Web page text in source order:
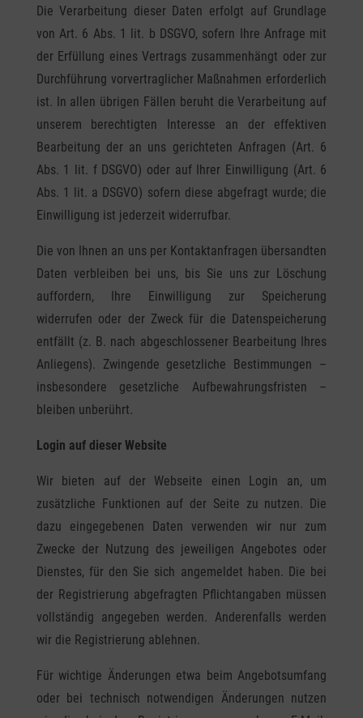
Die Verarbeitung dieser Daten erfolgt auf Grundlage
von Art. 6 Abs. 1 lit. b DSGVO, sofern Ihre Anfrage mit
der Erfüllung eines Vertrags zusammenhängt oder zur
Durchführung vorvertraglicher Maßnahmen erforderlich
ist. In allen übrigen Fällen beruht die Verarbeitung auf
unserem berechtigten Interesse an der effektiven
Bearbeitung der an uns gerichteten Anfragen (Art. 6
Abs. 1 lit. f DSGVO) oder auf Ihrer Einwilligung (Art. 6
Abs. 1 lit. a DSGVO) sofern diese abgefragt wurde; die
Einwilligung ist jederzeit widerrufbar.
Die von Ihnen an uns per Kontaktanfragen übersandten
Daten verbleiben bei uns, bis Sie uns zur Löschung
auffordern, Ihre Einwilligung zur Speicherung
widerrufen oder der Zweck für die Datenspeicherung
entfällt (z. B. nach abgeschlossener Bearbeitung Ihres
Anliegens). Zwingende gesetzliche Bestimmungen –
insbesondere gesetzliche Aufbewahrungsfristen –
bleiben unberührt.
Login auf dieser Website
Wir bieten auf der Webseite einen Login an, um
zusätzliche Funktionen auf der Seite zu nutzen. Die
dazu eingegebenen Daten verwenden wir nur zum
Zwecke der Nutzung des jeweiligen Angebotes oder
Dienstes, für den Sie sich angemeldet haben. Die bei
der Registrierung abgefragten Pflichtangaben müssen
vollständig angegeben werden. Anderenfalls werden
wir die Registrierung ablehnen.
Für wichtige Änderungen etwa beim Angebotsumfang
oder bei technisch notwendigen Änderungen nutzen